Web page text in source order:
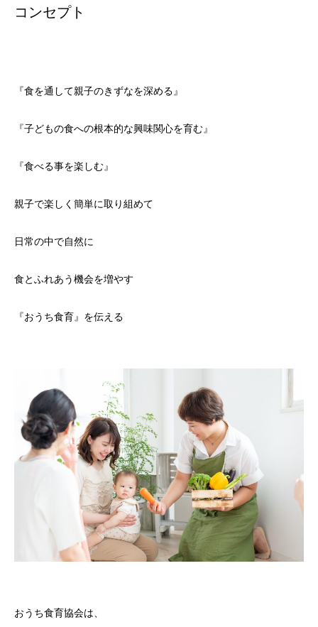
コンセプト
『食を通して親子のきずなを深める』
『子どもの食への根本的な興味関心を育む』
『食べる事を楽しむ』
親子で楽しく簡単に取り組めて
日常の中で自然に
食とふれあう機会を増やす
『おうち食育』を伝える
おうち食育協会は、